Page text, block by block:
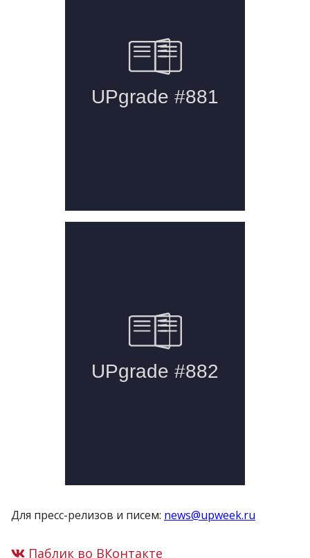
Для пресс-релизов и писем: news@upweek.ru
Паблик во ВКонтакте